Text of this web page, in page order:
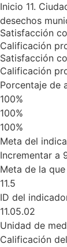
Inicio 11.
desechos
Satisfacción
Calificación
Satisfacción
Calificación
Porcentaje de
100%
100%
100%
Meta del
Incrementar a
Meta de la
11.5
ID del
11.05.02
Unidad de
Calificación